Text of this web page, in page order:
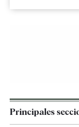
Principales